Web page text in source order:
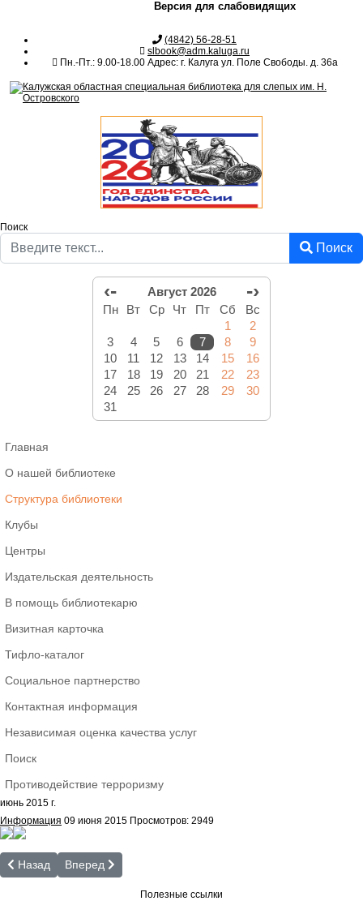
Версия для слабовидящих
(4842) 56-28-51
slbook@adm.kaluga.ru
Пн.-Пт.: 9.00-18.00 Адрес: г. Калуга ул. Поле Свободы. д. 36а
Поиск
Поиск
‹- Август 2026 -›
Пн Вт Ср Чт Пт Сб
Вс
1
2
3
4 5 6 7 8
9
10
11 12 13 14 15
16
17
18 19 20 21 22
23
24
25 26 27 28 29
30
31
Главная
О нашей библиотеке
Структура библиотеки
Клубы
Центры
Издательская деятельность
В помощь библиотекарю
Визитная карточка
Тифло-каталог
Социальное партнерство
Контактная информация
Независимая оценка качества услуг
Поиск
Противодействие терроризму
июнь 2015 г.
Информация 09 июня 2015 Просмотров: 2949
Предыдущий: Информация о подготовке к выборам 2015
Назад Следующий: май 2015 г.
Вперед
Полезные ссылки